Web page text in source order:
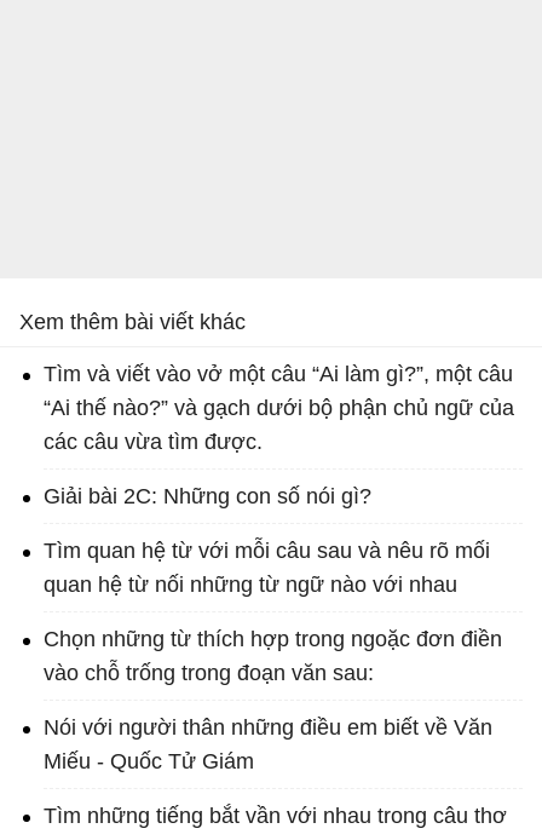
Xem thêm bài viết khác
Tìm và viết vào vở một câu “Ai làm gì?”, một câu
“Ai thế nào?” và gạch dưới bộ phận chủ ngữ của
các câu vừa tìm được.
Giải bài 2C: Những con số nói gì?
Tìm quan hệ từ với mỗi câu sau và nêu rõ mối
quan hệ từ nối những từ ngữ nào với nhau
Chọn những từ thích hợp trong ngoặc đơn điền
vào chỗ trống trong đoạn văn sau:
Nói với người thân những điều em biết về Văn
Miếu - Quốc Tử Giám
Tìm những tiếng bắt vần với nhau trong câu thơ